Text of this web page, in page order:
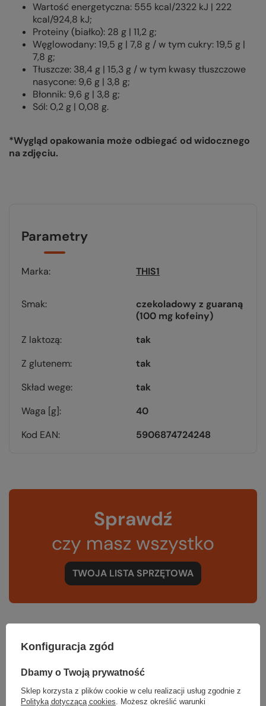
Wartość energetyczna: 555 kcal/2322 kJ | 222
kcal/924,8 kJ;
Proteiny (białko): 28 g | 11,2 g;
Węglowodany: 19,5 g | 7,8 g / w tym cukry: 19,5 g |
7,8 g;
Tłuszcze: 38,4 g | 15,3 g / w tym kwasy tłuszczowe
nasycone: 9,6 g | 3,8 g;
Błonnik: 9,6 g | 3,8 g;
Sól: 0,2 g | 0,08 g.
*Wygląd opakowania może odbiegać od widocznego
na zdjęciu.
Parametry
Marka THIS1
Smak
czekoladowy z guaraną
(100 mg kofeiny)
Z laktozą
tak
Z glutenem
tak
Skład wege
tak
Waga [g]
40
Kod EAN
5906874724248
Sprawdź
czy masz wszystko
TWOJA LISTA SPRZĘTOWA
Konfiguracja zgód
Dbamy o Twoją prywatność
Sklep korzysta z plików cookie w celu realizacji usług zgodnie z
Polityką dotyczącą cookies. Możesz określić warunki